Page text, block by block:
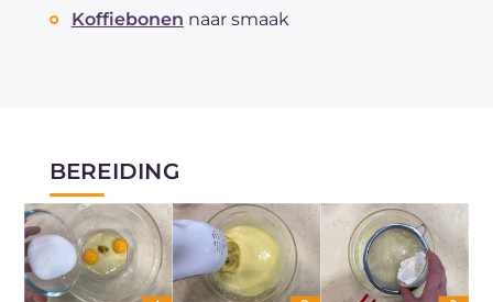
Koffiebonen naar smaak
BEREIDING